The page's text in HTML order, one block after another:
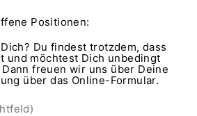
Positionen:
Du findest trotzdem, dass
und möchtest Dich unbedingt
freuen wir uns über Deine
über das Online-Formular.